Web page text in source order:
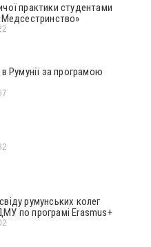
практики студентами
Румунії за програмою
румунських колег
по програмі Erasmus+